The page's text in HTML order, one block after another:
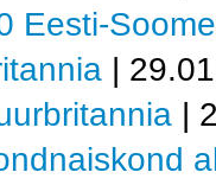
Eesti-Soome
|
|